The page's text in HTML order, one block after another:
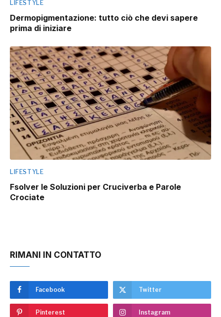
LIFESTYLE
Dermopigmentazione: tutto ciò che devi sapere
prima di iniziare
LIFESTYLE
Fsolver le Soluzioni per Cruciverba e Parole
Crociate
RIMANI IN CONTATTO
Facebook Twitter
Pinterest Instagram